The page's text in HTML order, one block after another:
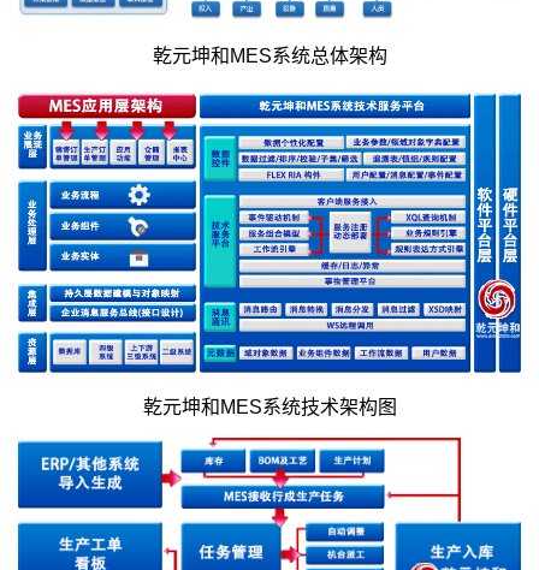
乾元坤和MES系统总体架构
乾元坤和MES系统技术架构图